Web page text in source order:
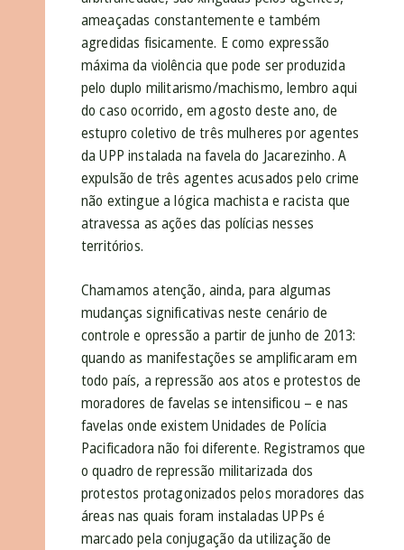
ameaçadas constantemente e também
agredidas fisicamente. E como expressão
máxima da violência que pode ser produzida
pelo duplo militarismo/machismo, lembro aqui
do caso ocorrido, em agosto deste ano, de
estupro coletivo de três mulheres por agentes
da UPP instalada na favela do Jacarezinho. A
expulsão de três agentes acusados pelo crime
não extingue a lógica machista e racista que
atravessa as ações das polícias nesses
territórios.
Chamamos atenção, ainda, para algumas
mudanças significativas neste cenário de
controle e opressão a partir de junho de 2013:
quando as manifestações se amplificaram em
todo país, a repressão aos atos e protestos de
moradores de favelas se intensificou – e nas
favelas onde existem Unidades de Polícia
Pacificadora não foi diferente. Registramos que
o quadro de repressão militarizada dos
protestos protagonizados pelos moradores das
áreas nas quais foram instaladas UPPs é
marcado pela conjugação da utilização de